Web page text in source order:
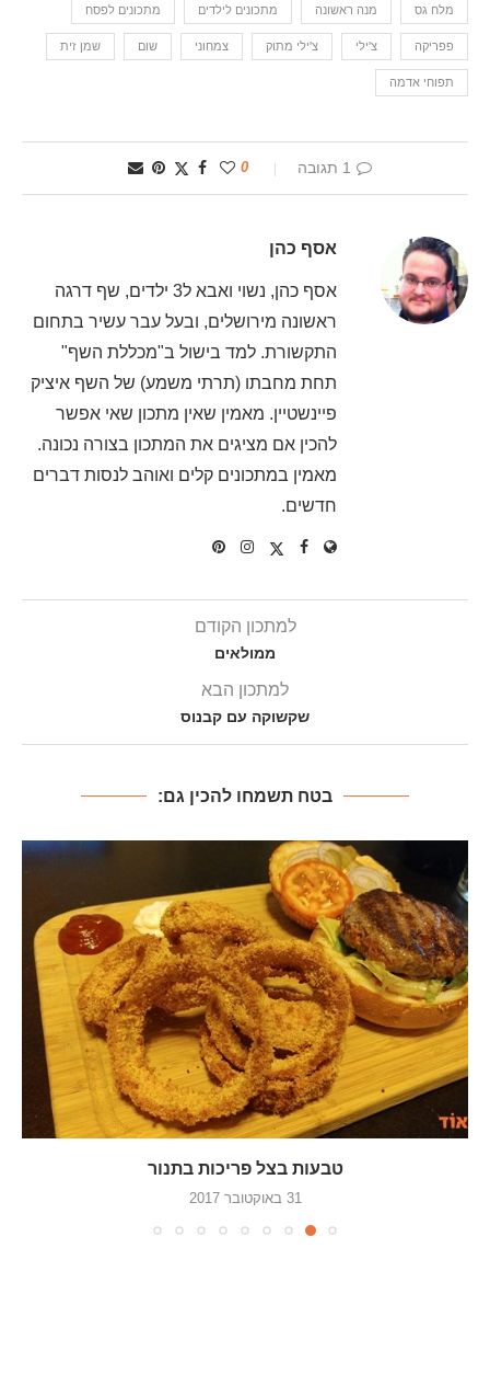
מלח גס מנה ראשונה מתכונים לילדים מתכונים לפסח
פפריקה צ'ילי צ'ילי מתוק צמחוני שום שמן זית
תפוחי אדמה
1 תגובה 0
אסף כהן
אסף כהן, נשוי ואבא ל3 ילדים, שף דרגה
ראשונה מירושלים, ובעל עבר עשיר בתחום
התקשורת. למד בישול ב"מכללת השף"
תחת מחבתו (תרתי משמע) של השף איציק
פיינשטיין. מאמין שאין מתכון שאי אפשר
להכין אם מציגים את המתכון בצורה נכונה.
מאמין במתכונים קלים ואוהב לנסות דברים
חדשים.
למתכון הקודם
ממולאים
למתכון הבא
שקשוקה עם קבנוס
בטח תשמחו להכין גם:
טבעות בצל פריכות בתנור
31 באוקטובר 2017